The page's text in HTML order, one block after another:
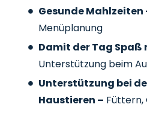
Gesunde Mahlzeiten
Menüplanung
Damit der Tag Spaß
Unterstützung beim
Unterstützung bei
Haustieren – Füttern,